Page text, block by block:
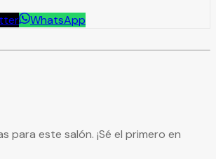
WhatsApp
para este salón. ¡Sé el primero en